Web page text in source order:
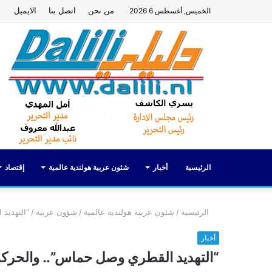
الخميس, أغسطس 6 2026 من نحن اتصل بنا الايميل
الرئيسية أخبار شئون عربية هولندية عالمية إقتصاد
الرئيسية / شئون عربية هولندية عالمية / شؤون عربية /
أخبار
“التهديد القطري وصل حماس”..